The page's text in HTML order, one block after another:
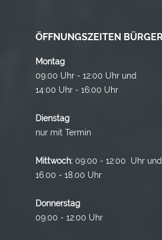
ÖFFNUNGSZEITEN
Montag
09:00 Uhr - 12:00 Uhr und
14:00 Uhr - 16:00 Uhr
Dienstag
nur mit Termin
Mittwoch: 09:00 - 12:00 Uhr und
16.00 - 18.00 Uhr
Donnerstag
09:00 - 12:00 Uhr